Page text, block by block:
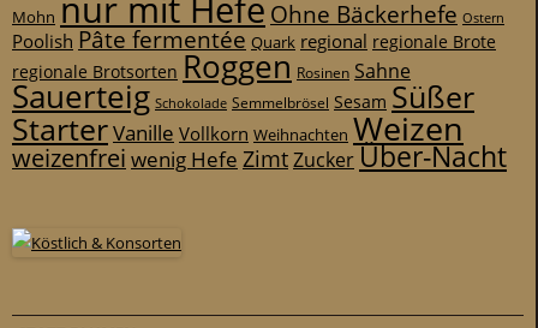
Mohn nur mit Hefe Ohne Bäckerhefe Ostern
Poolish Pâte fermentée Quark regional regionale Brote
regionale Brotsorten Roggen Rosinen Sahne
Sauerteig Schokolade Semmelbrösel Sesam Süßer
StarterVanille Vollkorn Weihnachten Weizen
weizenfrei wenig Hefe ZimtZuckerÜber-Nacht